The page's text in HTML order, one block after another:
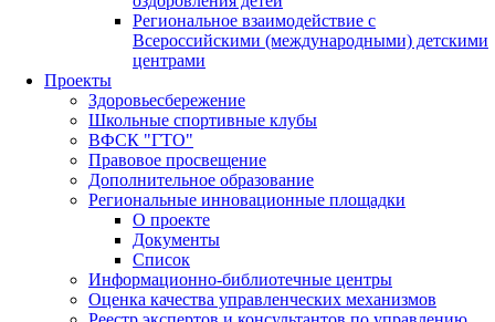
Региональное взаимодействие с
Всероссийскими (международными) детскими
центрами
Проекты
Здоровьесбережение
Школьные спортивные клубы
ВФСК "ГТО"
Правовое просвещение
Дополнительное образование
Региональные инновационные площадки
О проекте
Документы
Список
Информационно-библиотечные центры
Оценка качества управленческих механизмов